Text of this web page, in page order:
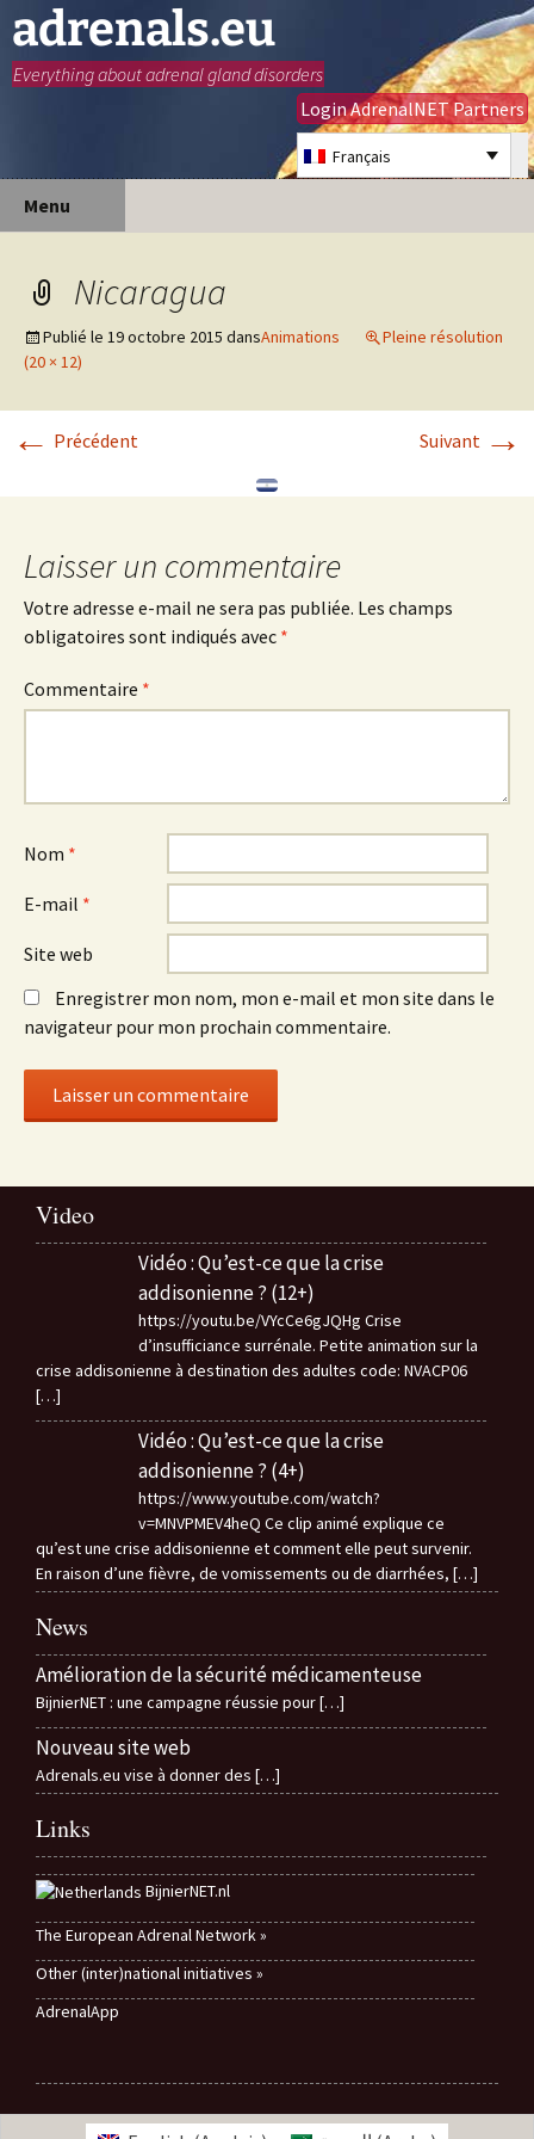
adrenals.eu
Everything about adrenal gland disorders
Login AdrenalNET Partners
Français
Menu
Nicaragua
Publié le 19 octobre 2015 dansAnimations
Pleine résolution
(20 × 12)
← Précédent Suivant →
Laisser un commentaire
Votre adresse e-mail ne sera pas publiée. Les champs
obligatoires sont indiqués avec *
Commentaire *
Nom *
E-mail *
Site web
Enregistrer mon nom, mon e-mail et mon site dans le
navigateur pour mon prochain commentaire.
Video
Vidéo : Qu’est-ce que la crise
addisonienne ? (12+)
https://youtu.be/VYcCe6gJQHg Crise
d’insufficiance surrénale. Petite animation sur la
crise addisonienne à destination des adultes code: NVACP06
[…]
Vidéo : Qu’est-ce que la crise
addisonienne ? (4+)
https://www.youtube.com/watch?
v=MNVPMEV4heQ Ce clip animé explique ce
qu’est une crise addisonienne et comment elle peut survenir.
En raison d’une fièvre, de vomissements ou de diarrhées, […]
News
Amélioration de la sécurité médicamenteuse
BijnierNET : une campagne réussie pour[…]
Nouveau site web
Adrenals.eu vise à donner des […]
Links
BijnierNET.nl
The European Adrenal Network »
Other (inter)national initiatives »
AdrenalApp